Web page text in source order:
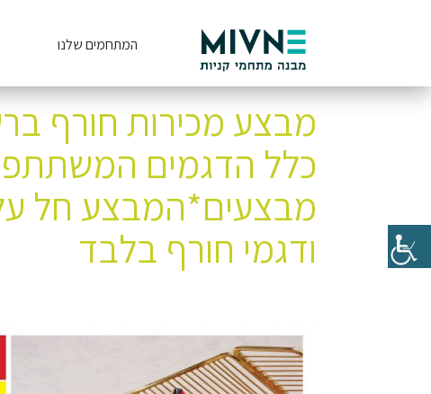
המתחמים שלנו
כלל הדגמים
מבצעים*המבצע חל
ודגמי חורף בלבד